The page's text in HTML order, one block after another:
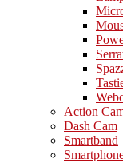
Action
Dash Cam
Smartband